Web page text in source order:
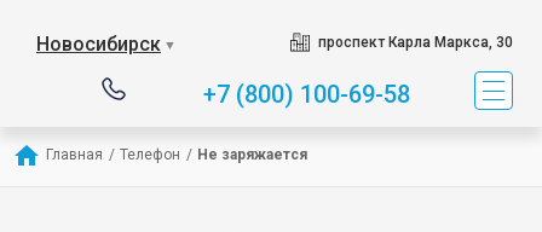
Новосибирск ▼ проспект Карла Маркса, 30
+7 (800) 100-69-58
Главная / Телефон / Не заряжается